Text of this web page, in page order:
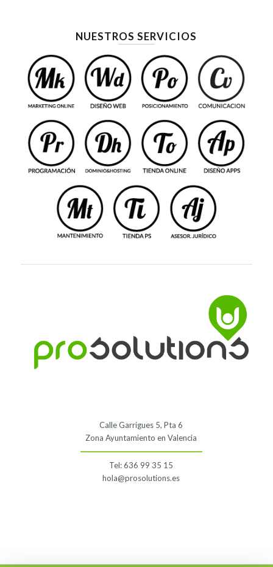
NUESTROS SERVICIOS
Calle Garrigues 5, Pta 6
Zona Ayuntamiento en Valencia
Tel: 636 99 35 15
hola@prosolutions.es